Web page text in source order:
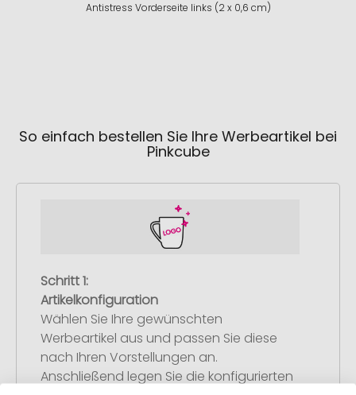
Antistress Vorderseite links (2 x 0,6 cm)
So einfach bestellen Sie Ihre Werbeartikel bei
Pinkcube
Schritt 1:
Artikelkonfiguration
Wählen Sie Ihre gewünschten
Werbeartikel aus und passen Sie diese
nach Ihren Vorstellungen an.
Anschließend legen Sie die konfigurierten